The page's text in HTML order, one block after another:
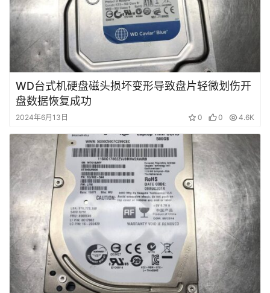
WD台式机硬盘磁头损坏变形导致盘片轻微划伤开
盘数据恢复成功
2024年6月13日 0 0 4.6K